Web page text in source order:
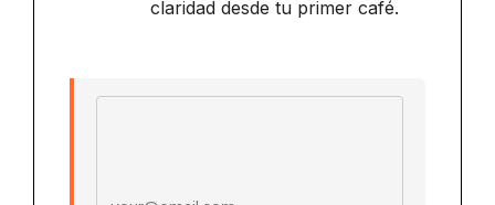
claridad desde tu primer café.